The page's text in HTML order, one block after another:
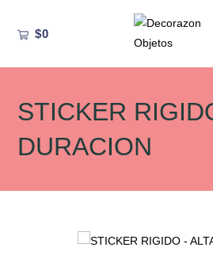
$0
STICKER
DURACION